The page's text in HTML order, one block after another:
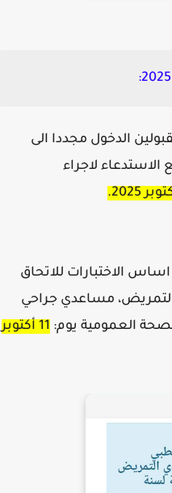
الدخول مجددا الى
لاجراء
الاختبارات للاتحاق
مساعدي جراحي
العمومية يوم:
11 أكتوبر